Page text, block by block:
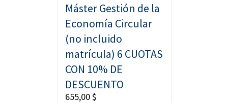
Máster Gestión de la
Economía Circular
(no incluido
matrícula) 6 CUOTAS
CON 10% DE
DESCUENTO
655,00$